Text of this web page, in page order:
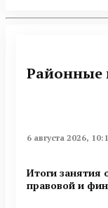
Районные
6 августа 2026,
Итоги занятия
правовой и